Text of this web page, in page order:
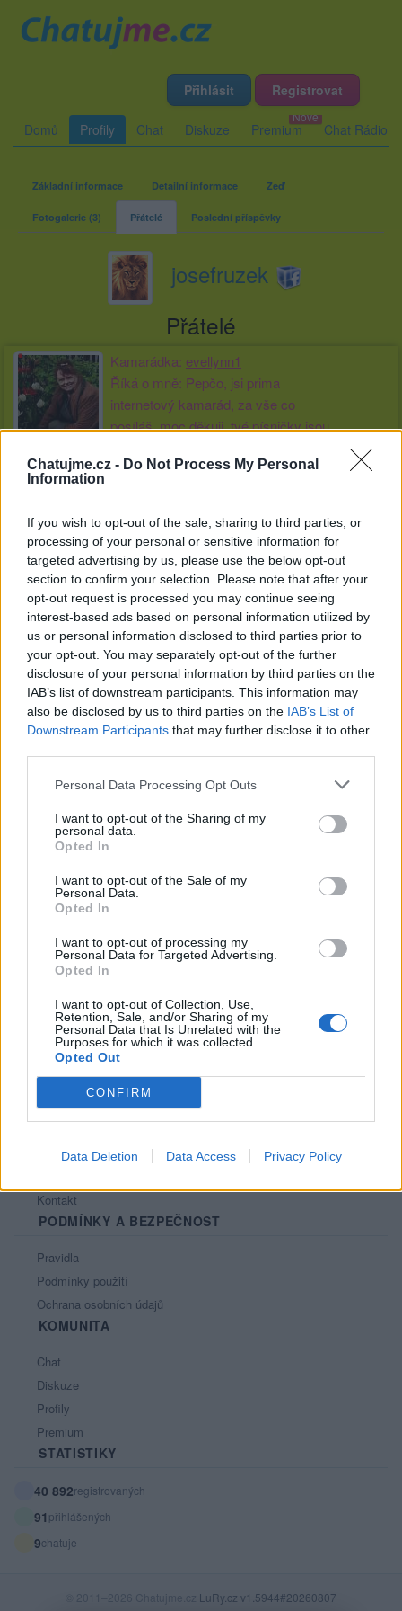
Chatujme.cz - Do Not Process My Personal
Information
If you wish to opt-out of the sale, sharing to third parties, or
processing of your personal or sensitive information for
targeted advertising by us, please use the below opt-out
section to confirm your selection. Please note that after your
opt-out request is processed you may continue seeing
interest-based ads based on personal information utilized by
us or personal information disclosed to third parties prior to
your opt-out. You may separately opt-out of the further
disclosure of your personal information by third parties on the
IAB’s list of downstream participants. This information may
also be disclosed by us to third parties on the IAB’s List of
Downstream Participants that may further disclose it to other
Personal Data Processing Opt Outs
I want to opt-out of the Sharing of my
personal data.
Opted In
I want to opt-out of the Sale of my
Personal Data.
Opted In
I want to opt-out of processing my
Personal Data for Targeted Advertising.
Opted In
I want to opt-out of Collection, Use,
Retention, Sale, and/or Sharing of my
Personal Data that Is Unrelated with the
Purposes for which it was collected.
Opted Out
CONFIRM
Data Deletion Data Access Privacy Policy
Přihlásit Registrovat
Domů Profily Chat Diskuze Premium Chat Rádio
Základní informace Detailní informace Zeď
Fotogalerie (3) Přátelé Poslední příspěvky
josefruzek
Přátelé
Kamarádka: evellynn1
Říká o mně: Pepčo, jsi prima
internetový kamarád, za vše co
posíláš, moc děkuji, tvé písničky jsou
Kamarádka:lida1pesornova
Říká o mně:
Kamarádka:zdenda1
Kamarádka:zabicka
PORTÁL
Podpořte nás
Kontakt
PODMÍNKY A BEZPEČNOST
Pravidla
Podmínky použití
Ochrana osobních údajů
KOMUNITA
Chat
Diskuze
Profily
Premium
STATISTIKY
40 892registrovaných
91 přihlášených
9chatuje
© 2011–2026 Chatujme.cz LuRy.cz v1.5944#20260807